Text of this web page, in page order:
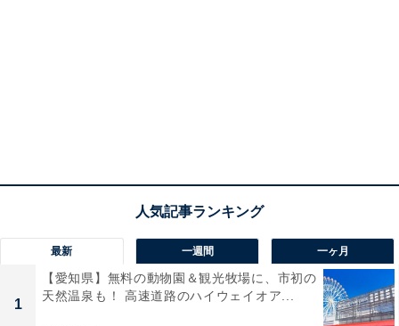
最新 一週間 一ヶ月
1
【愛知県】無料の動物園＆観光牧場に、市初の
天然温泉も！ 高速道路のハイウェイオア...